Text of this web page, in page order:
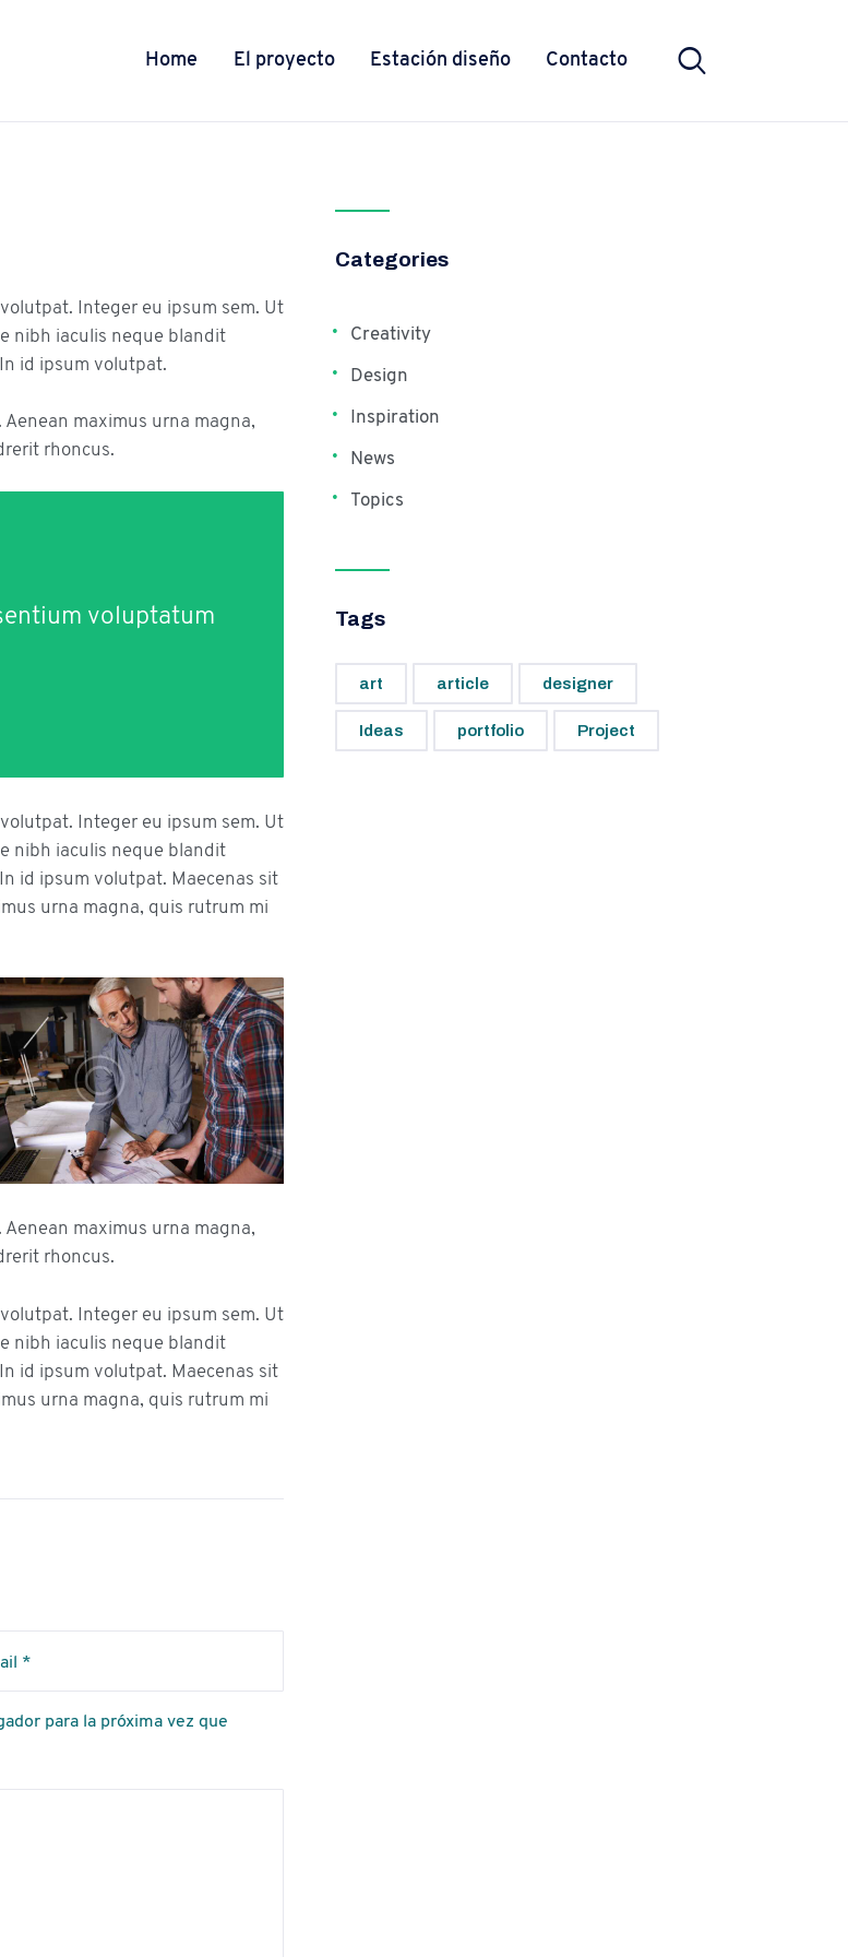
Home El proyecto Estación diseño Contacto
Integer eu ipsum sem. Ut
nibh iaculis neque blandit
id ipsum volutpat.
maximus urna magna,
rhoncus.
voluptatum
Integer eu ipsum sem. Ut
nibh iaculis neque blandit
id ipsum volutpat. Maecenas sit
urna magna, quis rutrum mi
maximus urna magna,
rhoncus.
Integer eu ipsum sem. Ut
nibh iaculis neque blandit
id ipsum volutpat. Maecenas sit
urna magna, quis rutrum mi
para la próxima vez que
Categories
Creativity
Design
Inspiration
News
Topics
Tags
art article designer
Ideas portfolio Project